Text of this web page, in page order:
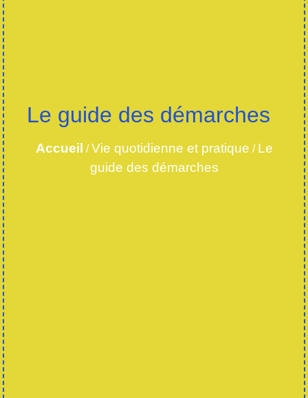
Le guide des démarches
Accueil /Vie quotidienne et pratique / Le
guide des démarches